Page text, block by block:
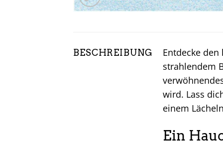
BESCHREIBUNG
Entdecke
strahlendem
wird. Lass
einem
Ein